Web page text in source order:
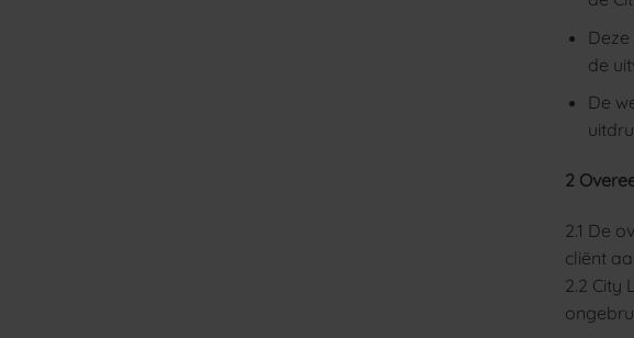
de
De
2
2.1 De
cliënt
2.2 City